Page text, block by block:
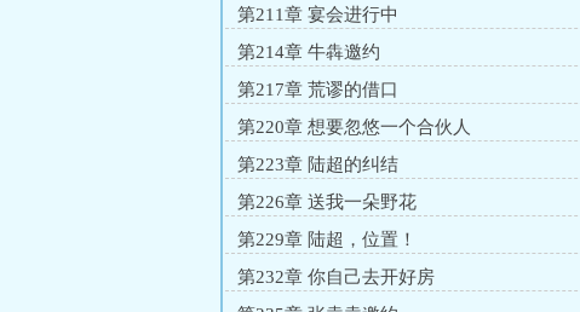
第211章 宴会进行中
第214章 牛犇邀约
第217章 荒谬的借口
第220章 想要忽悠一个合伙人
第223章 陆超的纠结
第226章 送我一朵野花
第229章 陆超，位置！
第232章 你自己去开好房